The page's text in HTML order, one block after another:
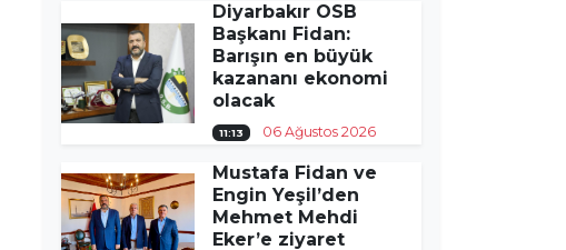
Diyarbakır OSB
Başkanı Fidan:
Barışın en büyük
kazananı ekonomi
olacak
11:13 06 Ağustos 2026
Mustafa Fidan ve
Engin Yeşil’den
Mehmet Mehdi
Eker’e ziyaret